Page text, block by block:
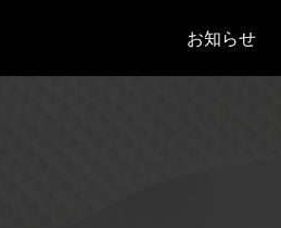
お知らせ